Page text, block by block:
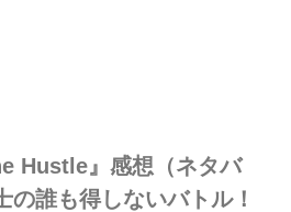
Hustle』感想（ネタバ
誰も得しないバトル！